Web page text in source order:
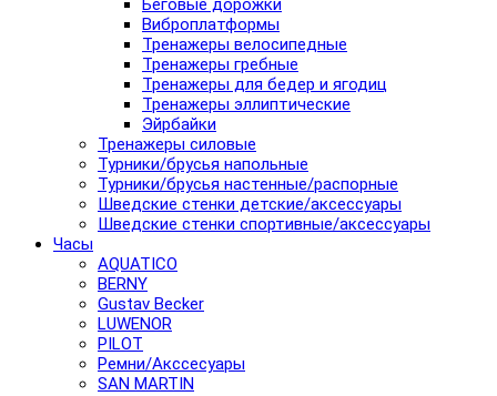
Беговые дорожки
Виброплатформы
Тренажеры велосипедные
Тренажеры гребные
Тренажеры для бедер и ягодиц
Тренажеры эллиптические
Эйрбайки
Тренажеры силовые
Турники/брусья напольные
Турники/брусья настенные/распорные
Шведские стенки детские/аксессуары
Шведские стенки спортивные/аксессуары
Часы
AQUATICO
BERNY
Gustav Becker
LUWENOR
PILOT
Pемни/Акссесуары
SAN MARTIN